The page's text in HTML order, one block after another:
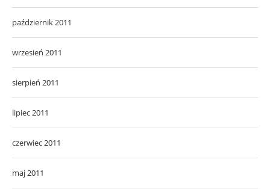
październik 2011
wrzesień 2011
sierpień 2011
lipiec 2011
czerwiec 2011
maj 2011